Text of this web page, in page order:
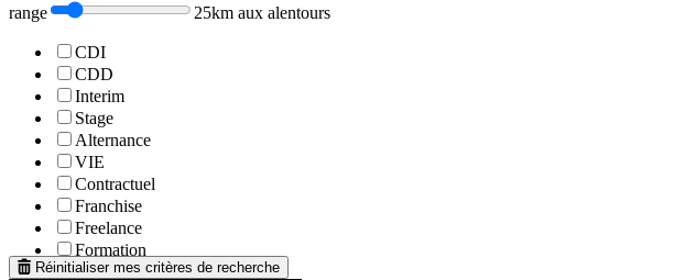
range 25km aux alentours
CDI
CDD
Interim
Stage
Alternance
VIE
Contractuel
Franchise
Freelance
Formation
Réinitialiser mes critères de recherche